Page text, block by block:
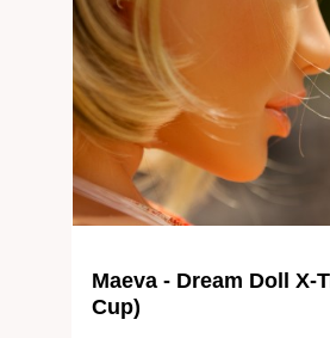
Maeva - Dream Doll X-
Cup)